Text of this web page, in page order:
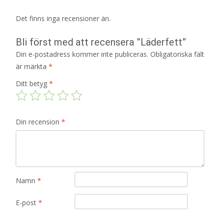
Det finns inga recensioner än.
Bli först med att recensera ”Läderfett”
Din e-postadress kommer inte publiceras. Obligatoriska fält
är märkta *
Ditt betyg *
Din recension *
Namn *
E-post *